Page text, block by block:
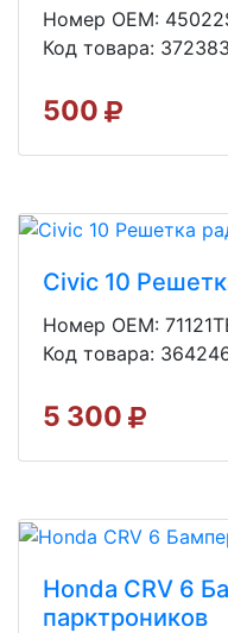
Номер OEM:
Код товара:
500
Civic 10
Номер OEM:
Код товара:
5 300
Honda CRV 6
парктроников